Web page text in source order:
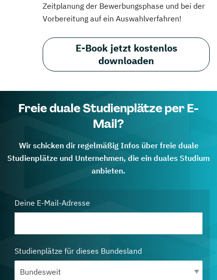
Zeitplanung der Bewerbungsphase und bei der
Vorbereitung auf ein Auswahlverfahren!
E-Book jetzt kostenlos
downloaden
Freie duale Studienplätze per E-
Mail?
Wir schicken dir regelmäßig Infos über freie duale
Studienplätze und Unternehmen, die ein duales Studium
anbieten.
Deine E-Mail-Adresse
Studienplätze für dieses Bundesland